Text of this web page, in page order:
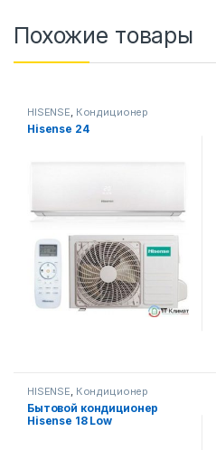
Похожие товары
HISENSE, Кондиционер
Hisense 24
HISENSE, Кондиционер
Бытовой кондиционер
Hisense 18 Low